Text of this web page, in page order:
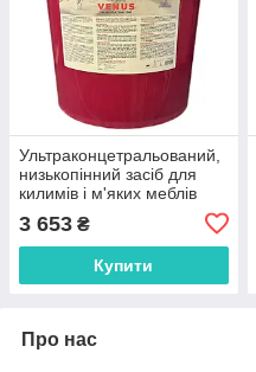
Ультраконцетральований,
низькопінний засіб для
килимів і м'яких меблів
10, 10 кг
3 653 ₴
Купити
Про нас